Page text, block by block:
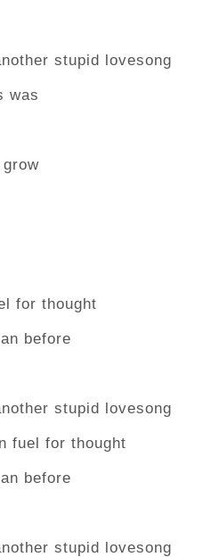
stupid lovesong
was
for thought
before
stupid lovesong
fuel for thought
before
stupid lovesong